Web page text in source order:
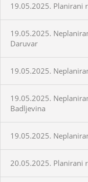
19.05.2025. Planirani
19.05.2025.
Daruvar
19.05.2025.
19.05.2025.
Badljevina
19.05.2025.
20.05.2025. Planirani